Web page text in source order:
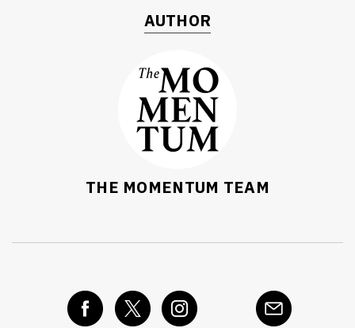
AUTHOR
THE MOMENTUM TEAM